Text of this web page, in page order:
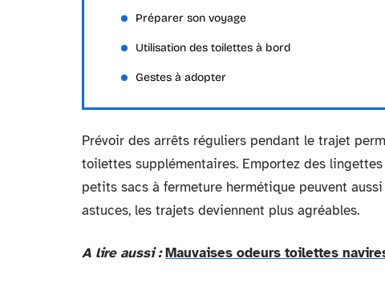
Préparer son voyage
Utilisation des toilettes à bord
Gestes à adopter
Prévoir des arrêts réguliers pendant le trajet
toilettes supplémentaires. Emportez des
petits sacs à fermeture hermétique peuvent
astuces, les trajets deviennent plus agréables.
A lire aussi : Mauvaises odeurs toilettes